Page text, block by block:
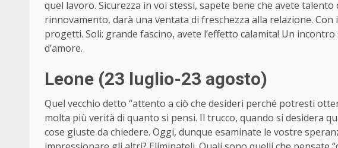
quel lavoro. Sicurezza in voi stessi, sapete bene che avete talento
rinnovamento, darà una ventata di freschezza alla relazione.
progetti. Soli: grande fascino, avete l’effetto calamita! Un
d’amore.
Leone (23 luglio-23 agosto)
Quel vecchio detto “attento a ciò che desideri perché potresti
molta più verità di quanto si pensi. Il trucco, quando si desidera
cose giuste da chiedere. Oggi, dunque esaminate le vostre